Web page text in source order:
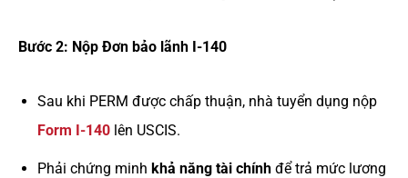
Bước 2: Nộp Đơn bảo lãnh I-140
Sau khi PERM được chấp thuận, nhà tuyển dụng nộp
Form I-140lên USCIS.
Phải chứng minh khả năng tài chínhđể trả mức lương